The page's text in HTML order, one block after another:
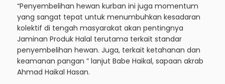
“Penyembelihan hewan kurban ini juga momentum
yang sangat tepat untuk menumbuhkan kesadaran
kolektif di tengah masyarakat akan pentingnya
Jaminan Produk Halal terutama terkait standar
penyembelihan hewan. Juga, terkait ketahanan dan
keamanan pangan ” lanjut Babe Haikal, sapaan akrab
Ahmad Haikal Hasan.